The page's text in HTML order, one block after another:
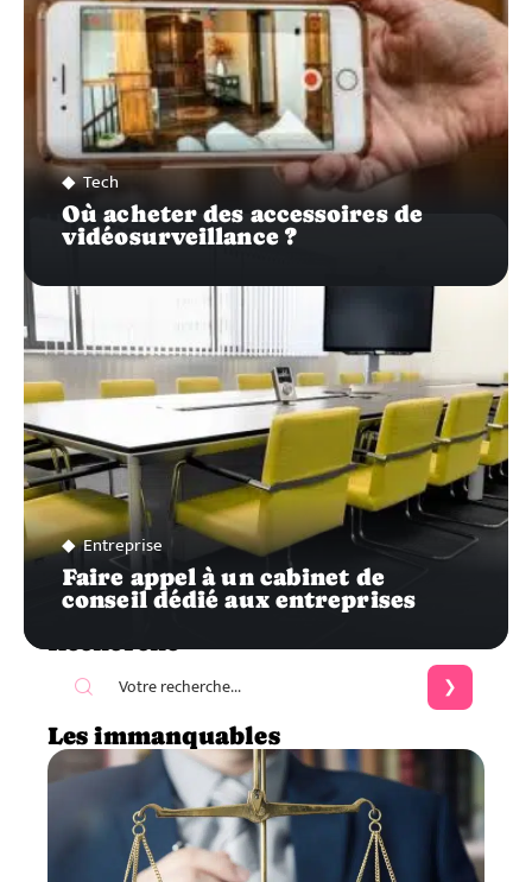
Tech
Où acheter des accessoires de
vidéosurveillance ?
Entreprise
Faire appel à un cabinet de
conseil dédié aux entreprises
Les immanquables